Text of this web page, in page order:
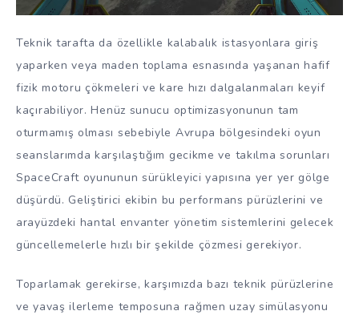
Teknik tarafta da özellikle kalabalık istasyonlara giriş
yaparken veya maden toplama esnasında yaşanan hafif
fizik motoru çökmeleri ve kare hızı dalgalanmaları keyif
kaçırabiliyor. Henüz sunucu optimizasyonunun tam
oturmamış olması sebebiyle Avrupa bölgesindeki oyun
seanslarımda karşılaştığım gecikme ve takılma sorunları
SpaceCraft oyununun sürükleyici yapısına yer yer gölge
düşürdü. Geliştirici ekibin bu performans pürüzlerini ve
arayüzdeki hantal envanter yönetim sistemlerini gelecek
güncellemelerle hızlı bir şekilde çözmesi gerekiyor.
Toparlamak gerekirse, karşımızda bazı teknik pürüzlerine
ve yavaş ilerleme temposuna rağmen uzay simülasyonu